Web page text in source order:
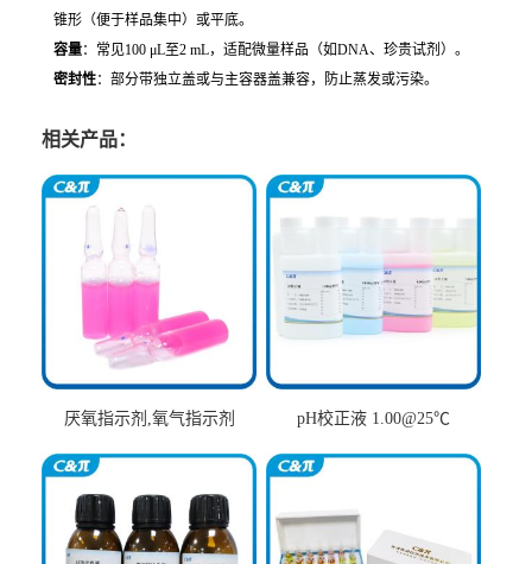
锥形（便于样品集中）或平底。
容量：常见100 μL至2 mL，适配微量样品（如DNA、珍贵试剂）。
密封性：部分带独立盖或与主容器盖兼容，防止蒸发或污染。
相关产品：
厌氧指示剂,氧气指示剂 pH校正液 1.00@25℃